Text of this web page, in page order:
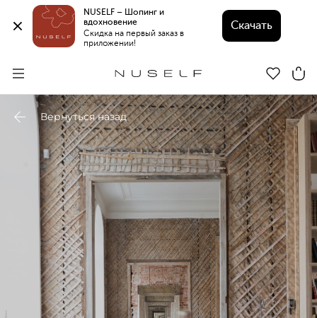
NUSELF – Шопинг и
вдохновение
Скидка на первый заказ в
приложении!
Скачать
Вернуться назад